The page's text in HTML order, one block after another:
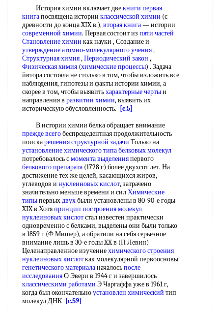
История химии включает двекниги первая
книгапосвящена истории классической химии (с
древности до конца XIX в.),вторая книга— истории
современной химии. Первая состоит из пяти частей
Становление химии как науки , Создание и
утверждение атомно-молекулярного учения,
Структурная химия,Периодический закон ,
Физическая химия (химические процессы) . Задача
йвтора состояла не столько в том, чтобы изложить все
наблюдения, гипотезы и факты истории химии, а
скорее в том, чтобы выявитьхарактерные чертыи
направления в развитии химии, выявить их
историческую обусловленность.
[c.5]
В истории химии белка обращает внимание
прежде всегобеспрецедентная продолжительность
поискарешения структурной задачи Только на
установление химического типабелковых молекул
потребовалось смомента выделенияпервого
белкового препарата (1728 г) более двухсот лет. На
достижение тех же целей, касающихся жиров,
углеводов и нуклеиновых кислот, затрачено
значительно меньше времени и силХимические
типыпервыхдвухбыли установлены в 80-90-е годы
XIX в Хотяпринцип построения молекул
нуклеиновых кислотстал известен практически
одновременно с белками, выделены они были только
в 1859 г (Ф Мишер), а обратили на себя серьезное
внимание лишь в 30-е годы XX в (П Левин)
Целенаправленное изучениехимического строения
нуклеиновых кислоткак молекулярной первоосновы
генетического материаланачалосьпосле
исследованияО Эвери в 1944 г и завершилось
классическими работами Э Чаргаффа уже в 1961 г,
когда был окончательноустановлен химический тип
молекул ДНК [c.59]